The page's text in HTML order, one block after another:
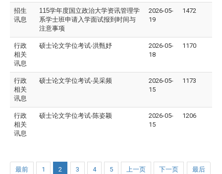
招生
讯息
115学年度国立政治大学资讯管理学
系学士班申请入学面试报到时间与
注意事项
2026-05-
19
1472
行政
相关
讯息
硕士论文学位考试-洪甄妤
2026-05-
18
1170
行政
相关
讯息
硕士论文学位考试-吴采频
2026-05-
15
1173
行政
相关
讯息
硕士论文学位考试-陈姿颖
2026-05-
15
1206
最前 1 2 3 4 5 上一页 下一页 最后